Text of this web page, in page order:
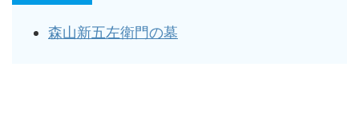
森山新五左衛門の墓